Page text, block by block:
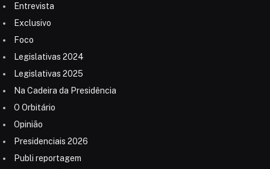
Entrevista
Exclusivo
Foco
Legislativas 2024
Legislativas 2025
Na Cadeira da Presidência
O Orbitário
Opinião
Presidenciais 2026
Publi reportagem